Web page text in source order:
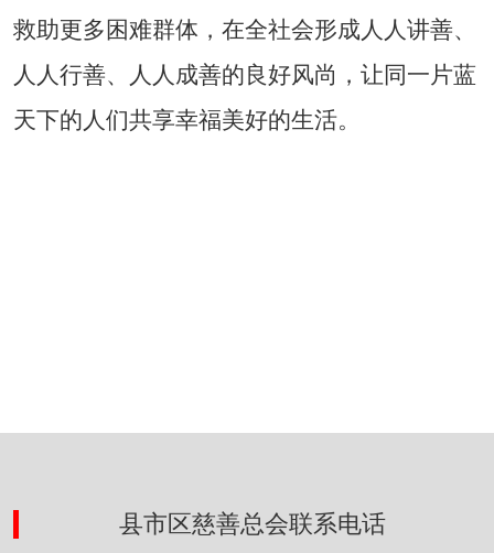
救助更多困难群体，在全社会形成人人讲善、
人人行善、人人成善的良好风尚，让同一片蓝
天下的人们共享幸福美好的生活。
县市区慈善总会联系电话